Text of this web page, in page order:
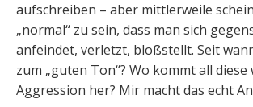
aufschreiben – aber mittlerweile
„normal“ zu sein, dass man sich
anfeindet, verletzt, bloßstellt. Seit
zum „guten Ton“? Wo kommt all diese
Aggression her? Mir macht das echt